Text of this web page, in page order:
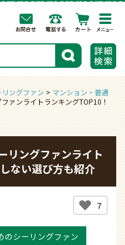
検索
ングファン > マンション・普通
ァンライトランキングTOP10！
リングファンライト
ない選び方も紹介
7
のシーリングファン